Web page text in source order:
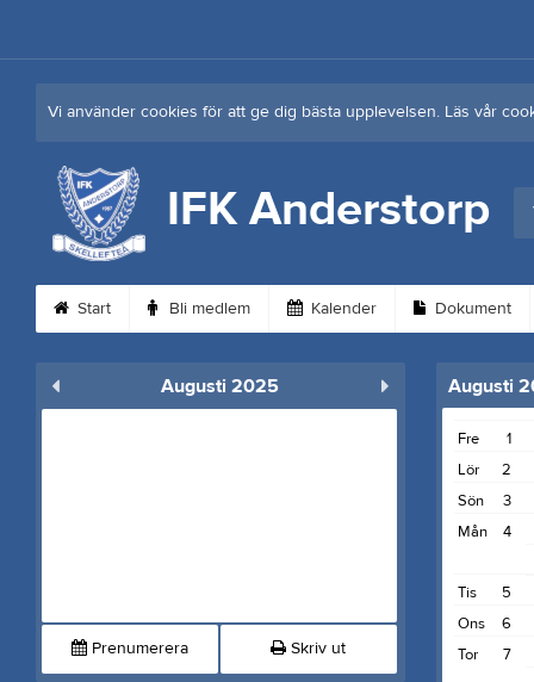
Vi använder cookies för att ge dig bästa upplevelsen. Läs vår
IFK Anderstorp
Start Bli medlem Kalender Dokument
Augusti 2025
Prenumerera Skriv ut
Augusti
1
Fre
2
Lör
3
Sön
4
Mån
5
Tis
6
Ons
7
Tor